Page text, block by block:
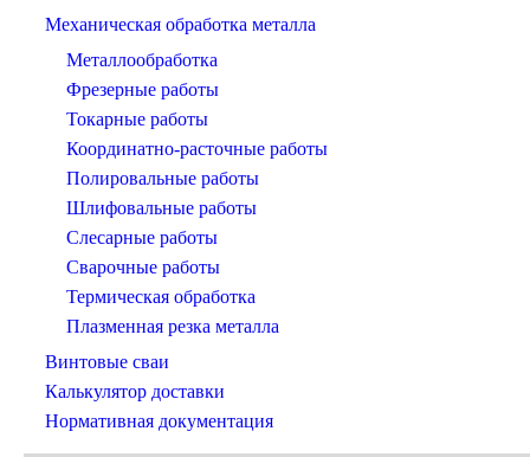
Механическая обработка металла
Металлообработка
Фрезерные работы
Токарные работы
Координатно-расточные работы
Полировальные работы
Шлифовальные работы
Слесарные работы
Сварочные работы
Термическая обработка
Плазменная резка металла
Винтовые сваи
Калькулятор доставки
Нормативная документация